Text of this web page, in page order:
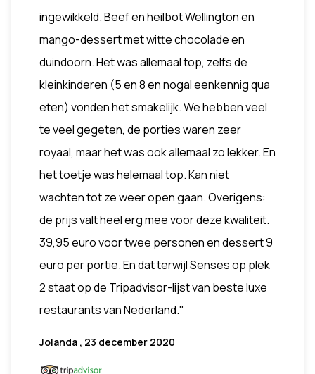
ingewikkeld. Beef en heilbot Wellington en
mango-dessert met witte chocolade en
duindoorn. Het was allemaal top, zelfs de
kleinkinderen (5 en 8 en nogal eenkennig qua
eten) vonden het smakelijk. We hebben veel
te veel gegeten, de porties waren zeer
royaal, maar het was ook allemaal zo lekker. En
het toetje was helemaal top. Kan niet
wachten tot ze weer open gaan. Overigens:
de prijs valt heel erg mee voor deze kwaliteit.
39,95 euro voor twee personen en dessert 9
euro per portie. En dat terwijl Senses op plek
2 staat op de Tripadvisor-lijst van beste luxe
restaurants van Nederland."
Jolanda , 23 december 2020